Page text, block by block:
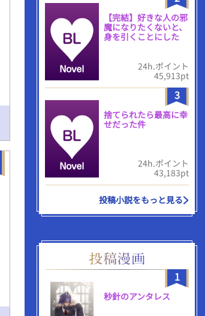
【完結】好きな人の邪
魔になりたくないと、
身を引くことにした
24h.ポイント
45,913pt
3
捨てられたら最高に幸
せだった件
24h.ポイント
43,183pt
投稿小説をもっと見る
1
秒針のアンタレス